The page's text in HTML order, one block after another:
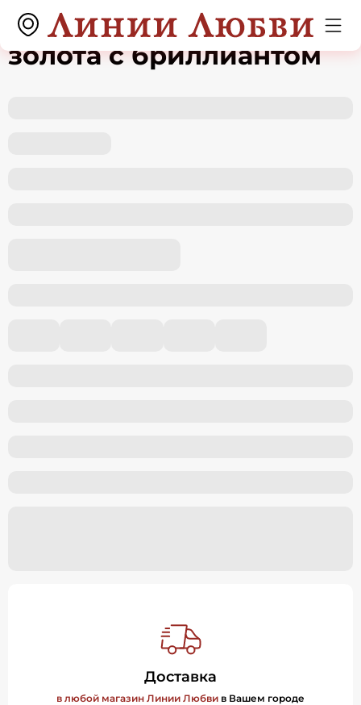
Кольцо из желтого
золота с бриллиантом
Доставка
в любой магазин Линии Любви в Вашем городе